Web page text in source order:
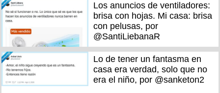
Los anuncios de ventiladores:
brisa con hojas. Mi casa: brisa
con pelusas, por
@SantiLiebanaR
Lo de tener un fantasma en
casa era verdad, solo que no
era el niño, por @sanketon2